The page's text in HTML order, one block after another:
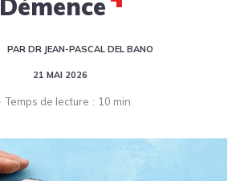
Démence
PAR DR JEAN-PASCAL DEL BANO
21 MAI 2026
Temps de lecture 10 min